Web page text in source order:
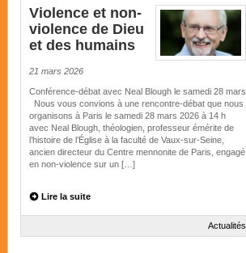
Violence et non-
violence de Dieu
et des humains
21 mars 2026
Conférence-débat avec Neal Blough le samedi 28 mars
Nous vous convions à une rencontre-débat que nous
organisons à Paris le samedi 28 mars 2026 à 14 h
avec Neal Blough, théologien, professeur émérite de
l’histoire de l’Église à la faculté de Vaux-sur-Seine,
ancien directeur du Centre mennonite de Paris, engagé
en non-violence sur un […]
Lire la suite
Actualités